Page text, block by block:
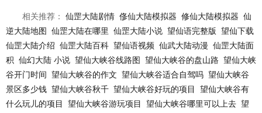
相关推荐： 仙罡大陆剧情 俢仙大陆模拟器 修仙大陆模拟器 仙
逆大陆地图
仙罡大陆在哪里 仙罡大陆小说 望仙语完整版 望仙下载
仙罡大陆介绍 仙罡大陆百科 望仙语视频 仙武大陆动漫 仙罡大陆面
积 仙幻大陆 小说 望仙大峡谷线路图 望仙大峡谷的盘山路 望仙大峡
谷开门时间 望仙大峡谷的作文 望仙大峡谷适合自驾吗 望仙大峡谷
景区多少钱 望仙大峡谷秋千 望仙大峡谷好玩的项目
望仙大峡谷有
什么玩儿的项目
望仙大峡谷游玩项目 望仙大峡谷哪里可以上去 望